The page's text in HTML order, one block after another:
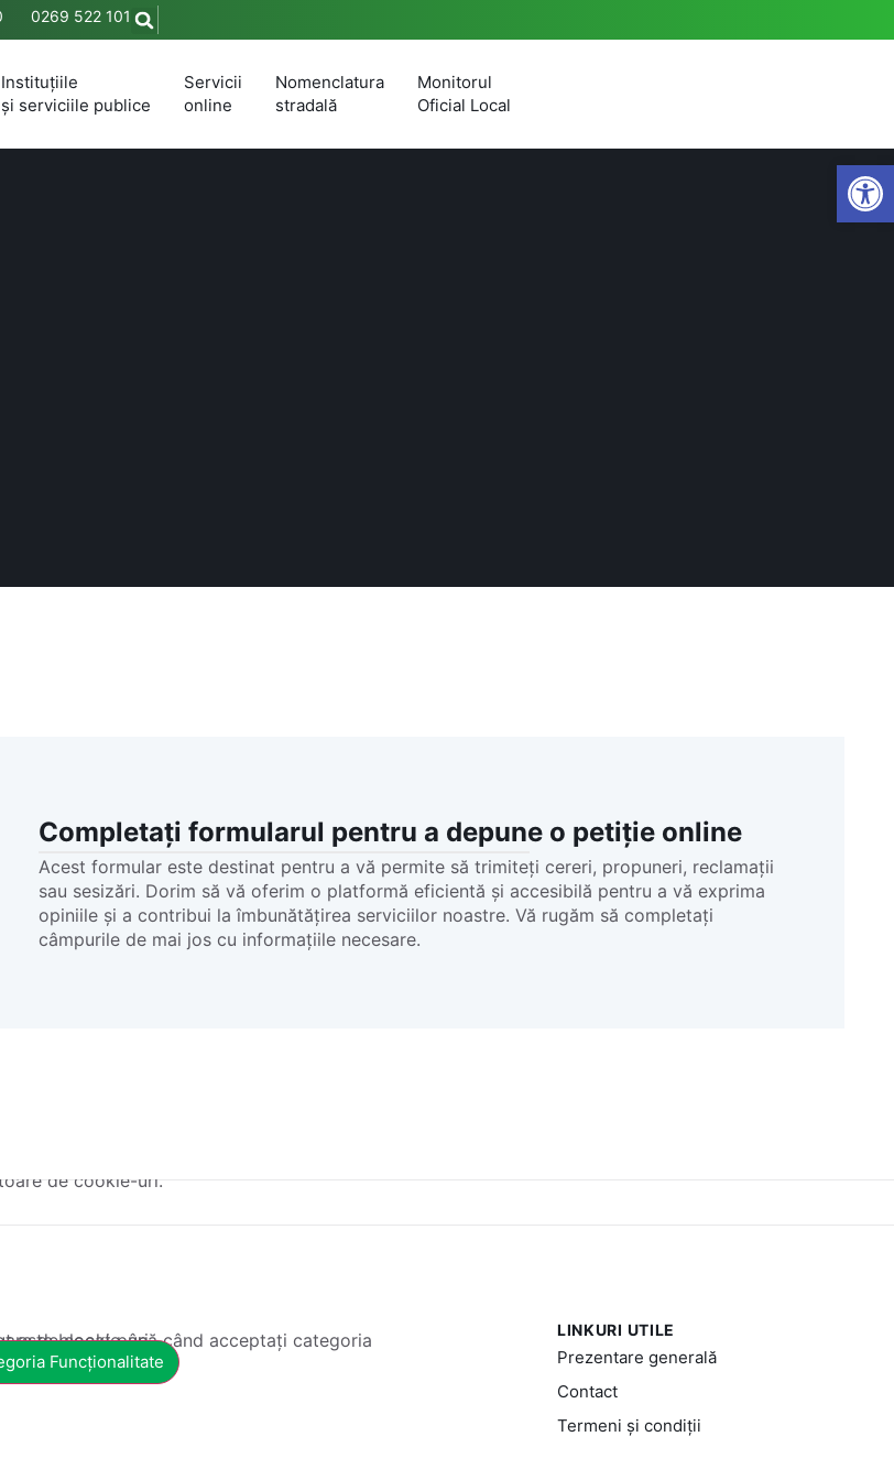
0269 522 101
Instituțiile
și serviciile publice
Servicii
online
Nomenclatura
stradală
Monitorul
Oficial Local
Completați formularul pentru a depune o petiție online
Acest formular este destinat pentru a vă permite să trimiteți cereri, propuneri, reclamații
sau sesizări. Dorim să vă oferim o platformă eficientă și accesibilă pentru a vă exprima
opiniile și a contribui la îmbunătățirea serviciilor noastre. Vă rugăm să completați
câmpurile de mai jos cu informațiile necesare.
de cookie-uri.
categoria corespunzătoare de cookie-uri.
Funcționalitate
LINKURI UTILE
Prezentare generală
Contact
Termeni și condiții